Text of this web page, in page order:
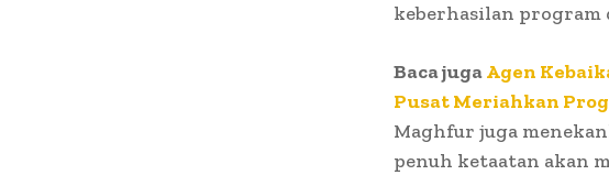
keberhasilan program
Baca jugaAgen
Pusat Meriahkan
Maghfur juga
penuh ketaatan akan